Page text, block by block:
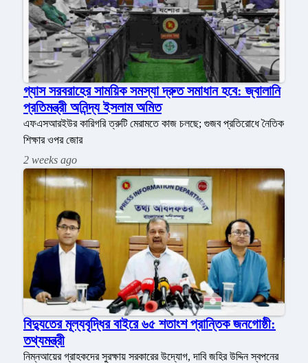
গ্যাস সরবরাহের সাময়িক সমস্যা দ্রুত সমাধান হবে: জ্বালানি
প্রতিমন্ত্রী অনিন্দ্য ইসলাম অমিত
এফএসআরইউর কারিগরি ত্রুটি মেরামতে কাজ চলছে; গুজব প্রতিরোধে নৈতিক
শিক্ষার ওপর জোর
2 weeks ago
বিদ্যুতের মূল্যবৃদ্ধির বাইরে ৬৫ শতাংশ প্রান্তিক জনগোষ্ঠী:
তথ্যমন্ত্রী
নিম্নআয়ের গ্রাহকদের সুরক্ষায় সরকারের উদ্যোগ, দাবি জহির উদ্দিন স্বপনের